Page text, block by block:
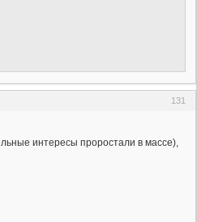
131
интересы проростали в массе),